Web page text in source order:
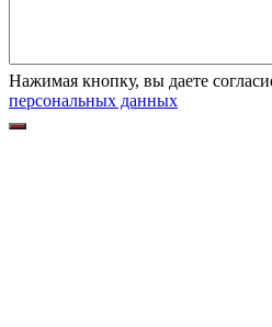
Нажимая кнопку, вы даете
персональных данных